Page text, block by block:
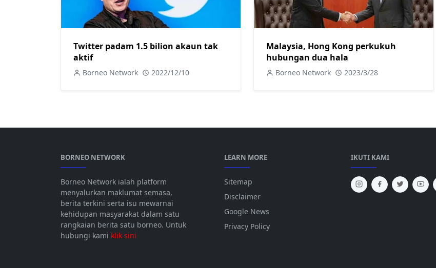
Twitter padam 1.5 bilion akaun tak
aktif
Borneo Network 2022/12/10
Malaysia, Hong Kong perkukuh
hubungan dua hala
Borneo Network 2023/3/28
BORNEO NETWORK
Borneo Network ialah platform
menyalurkan maklumat semasa,
berita terkini serta isu mewarnai
kehidupan masyarakat dalam satu
rangkaian berita satu borneo. Untuk
hubungi kami klik sini
LEARN MORE
Sitemap
Disclaimer
Google News
Privacy Policy
IKUTI KAMI